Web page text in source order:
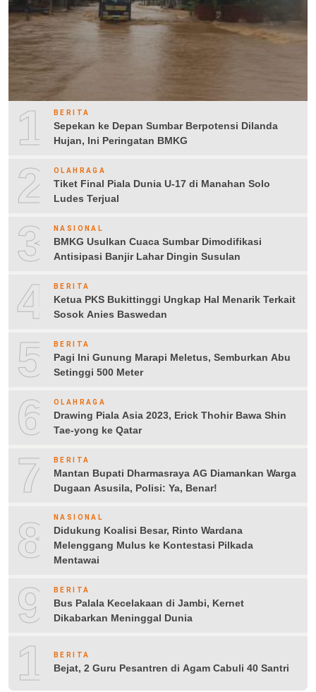
1 BERITA
Sepekan ke Depan Sumbar Berpotensi Dilanda
Hujan, Ini Peringatan BMKG
2 OLAHRAGA
Tiket Final Piala Dunia U-17 di Manahan Solo
Ludes Terjual
3 NASIONAL
BMKG Usulkan Cuaca Sumbar Dimodifikasi
Antisipasi Banjir Lahar Dingin Susulan
4 BERITA
Ketua PKS Bukittinggi Ungkap Hal Menarik Terkait
Sosok Anies Baswedan
5 BERITA
Pagi Ini Gunung Marapi Meletus, Semburkan Abu
Setinggi 500 Meter
6 OLAHRAGA
Drawing Piala Asia 2023, Erick Thohir Bawa Shin
Tae-yong ke Qatar
7 BERITA
Mantan Bupati Dharmasraya AG Diamankan Warga
Dugaan Asusila, Polisi: Ya, Benar!
8 NASIONAL
Didukung Koalisi Besar, Rinto Wardana
Melenggang Mulus ke Kontestasi Pilkada
Mentawai
9 BERITA
Bus Palala Kecelakaan di Jambi, Kernet
Dikabarkan Meninggal Dunia
10BERITA
Bejat, 2 Guru Pesantren di Agam Cabuli 40 Santri